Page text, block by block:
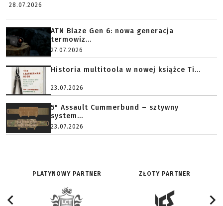
28.07.2026
ATN Blaze Gen 6: nowa generacja
termowiz...
27.07.2026
Historia multitoola w nowej książce Ti...
23.07.2026
5" Assault Cummerbund – sztywny
system...
23.07.2026
PLATYNOWY PARTNER ZŁOTY PARTNER